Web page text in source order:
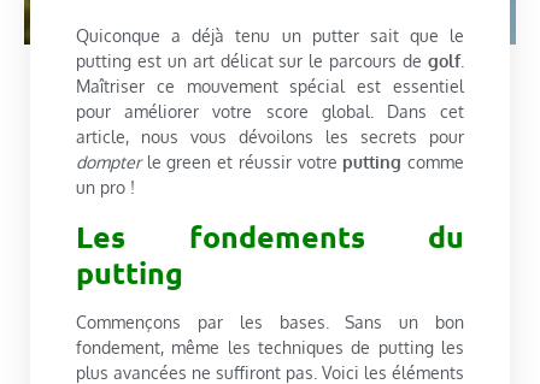
Quiconque a déjà tenu un putter sait que le
putting est un art délicat sur le parcours de golf.
Maîtriser ce mouvement spécial est essentiel
pour améliorer votre score global. Dans cet
article, nous vous dévoilons les secrets pour
dompterle green et réussir votre putting comme
un pro !
Les fondements du
putting
Commençons par les bases. Sans un bon
fondement, même les techniques de putting les
plus avancées ne suffiront pas. Voici les éléments